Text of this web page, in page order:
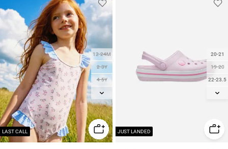
JUST LANDED
20-21
19-20
22-23.5
23-24
27-28
LAST CALL
12-24M
2-3Y
4-5Y
6-7Y
8-9Y